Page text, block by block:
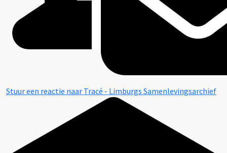
Stuur een reactie naar Tracé - Limburgs Samenlevingsarchief